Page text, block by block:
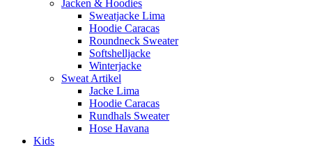
Jacken & Hoodies
Sweatjacke Lima
Hoodie Caracas
Roundneck Sweater
Softshelljacke
Winterjacke
Sweat Artikel
Jacke Lima
Hoodie Caracas
Rundhals Sweater
Hose Havana
Kids